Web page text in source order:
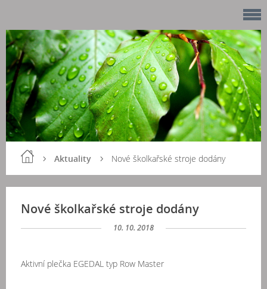
Aktuality Nové školkařské stroje dodány
Nové školkařské stroje dodány
10. 10. 2018
Aktivní plečka EGEDAL typ Row Master